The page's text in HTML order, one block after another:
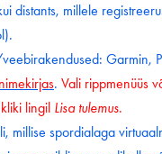
distants, millele
Garmin,
. Vali rippmenüüs
lingil Lisa tulemus.
millise spordialaga